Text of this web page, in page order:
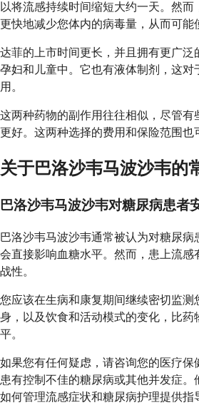
以将流感持续时间缩短大约一天。然
更快地减少您体内的病毒量，从而可能
达菲的上市时间更长，并且拥有更广泛
孕妇和儿童中。它也有液体制剂，这对
用。
这两种药物的副作用往往相似，尽管有
更好。这两种选择的费用和保险范围也
关于巴洛沙韦马波沙韦的
巴洛沙韦马波沙韦对糖尿病患者
巴洛沙韦马波沙韦通常被认为对糖尿病
会直接影响血糖水平。然而，患上流感
战性。
您应该在生病和康复期间继续密切监测
身，以及饮食和活动模式的变化，比药
平。
如果您有任何疑虑，请咨询您的医疗保
患有控制不佳的糖尿病或其他并发症。
如何管理流感症状和糖尿病护理提供指